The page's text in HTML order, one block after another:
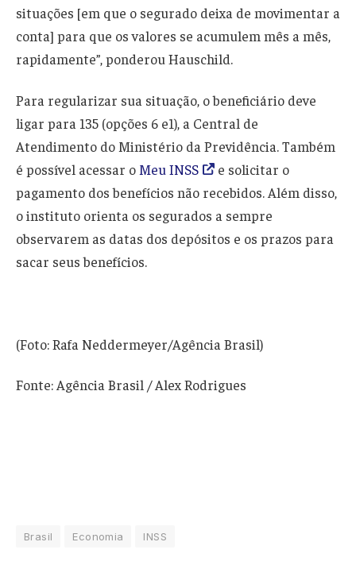
situações [em que o segurado deixa de movimentar a
conta] para que os valores se acumulem mês a mês,
rapidamente”, ponderou Hauschild.
Para regularizar sua situação, o beneficiário deve
ligar para 135 (opções 6 e1), a Central de
Atendimento do Ministério da Previdência. Também
é possível acessar o Meu INSS
e solicitar o
pagamento dos benefícios não recebidos. Além disso,
o instituto orienta os segurados a sempre
observarem as datas dos depósitos e os prazos para
sacar seus benefícios.
(Foto: Rafa Neddermeyer/Agência Brasil)
Fonte: Agência Brasil / Alex Rodrigues
Brasil Economia INSS